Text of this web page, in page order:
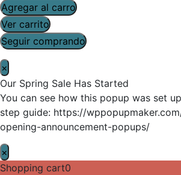
Agregar al carro
Ver carrito
Seguir comprando
×
Our Spring Sale Has Started
You can see how this popup was set
step guide: https://
opening-announcement-popups/
×
Shopping cart0